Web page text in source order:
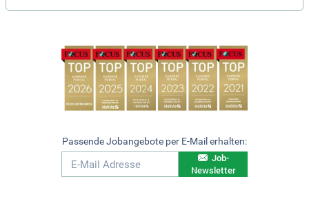
Passende Jobangebote per E-Mail erhalten:
Job-
Newsletter